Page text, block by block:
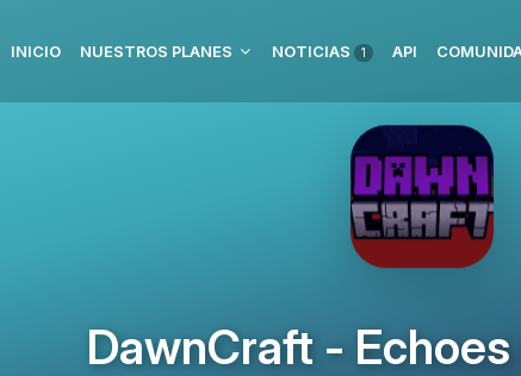
INICIO NUESTROS PLANES NOTICIAS 1 API
DawnCraft -